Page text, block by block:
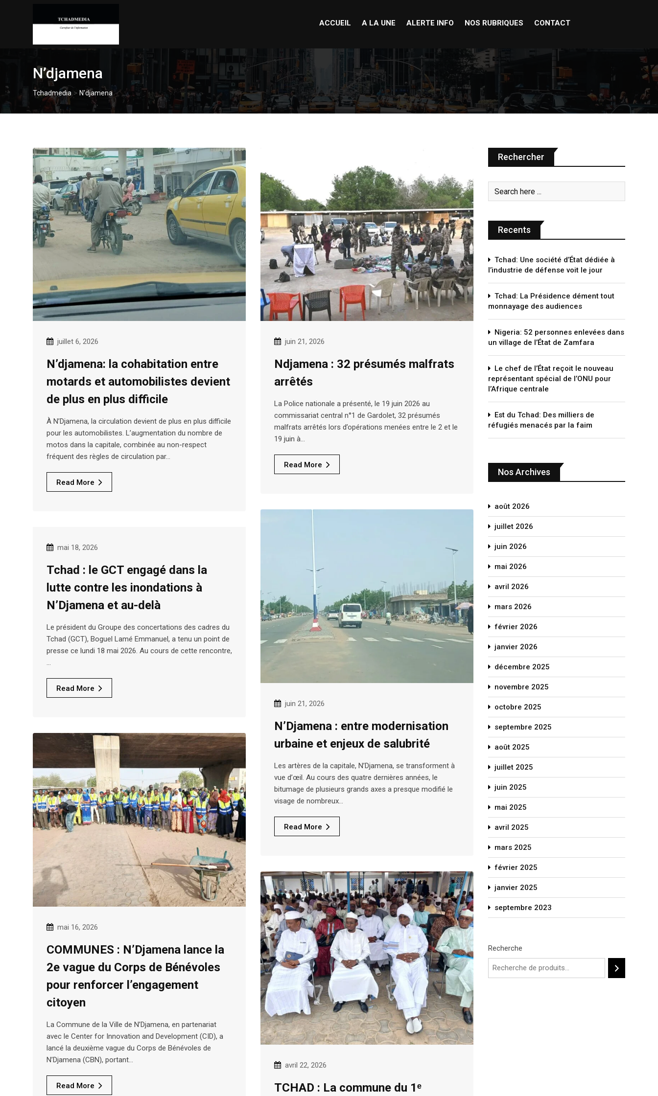
ACCUEIL A LA UNE ALERTE INFO NOS RUBRIQUES CONTACT
N’djamena
Tchadmedia> N'djamena
juillet 6, 2026
N’djamena: la cohabitation entre
motards et automobilistes devient
de plus en plus difficile
À N’Djamena, la circulation devient de plus en plus difficile
pour les automobilistes. L’augmentation du nombre de
motos dans la capitale, combinée au non-respect
fréquent des règles de circulation par…
Read More
juin 21, 2026
Ndjamena : 32 présumés malfrats
arrêtés
La Police nationale a présenté, le 19 juin 2026 au
commissariat central n°1 de Gardolet, 32 présumés
malfrats arrêtés lors d’opérations menées entre le 2 et le
19 juin à…
Read More
juin 21, 2026
N’Djamena : entre modernisation
urbaine et enjeux de salubrité
Les artères de la capitale, N’Djamena, se transforment à
vue d’œil. Au cours des quatre dernières années, le
bitumage de plusieurs grands axes a presque modifié le
visage de nombreux…
Read More
mai 18, 2026
Tchad : le GCT engagé dans la
lutte contre les inondations à
N’Djamena et au-delà
Le président du Groupe des concertations des cadres du
Tchad (GCT), Boguel Lamé Emmanuel, a tenu un point de
presse ce lundi 18 mai 2026. Au cours de cette rencontre,
…
Read More
mai 16, 2026
COMMUNES : N’Djamena lance la
2e vague du Corps de Bénévoles
pour renforcer l’engagement
citoyen
La Commune de la Ville de N’Djamena, en partenariat
avec le Center for Innovation and Development (CID), a
lancé la deuxième vague du Corps de Bénévoles de
N’Djamena (CBN), portant…
Read More
avril 22, 2026
TCHAD : La commune du 1ᵉ
Rechercher
Recents
Tchad: Une société d’État dédiée à
l’industrie de défense voit le jour
Tchad: La Présidence dément tout
monnayage des audiences
Nigeria: 52 personnes enlevées dans
un village de l’État de Zamfara
Le chef de l’État reçoit le nouveau
représentant spécial de l’ONU pour
l’Afrique centrale
Est du Tchad: Des milliers de
réfugiés menacés par la faim
Nos Archives
août 2026
juillet 2026
juin 2026
mai 2026
avril 2026
mars 2026
février 2026
janvier 2026
décembre 2025
novembre 2025
octobre 2025
septembre 2025
août 2025
juillet 2025
juin 2025
mai 2025
avril 2025
mars 2025
février 2025
janvier 2025
septembre 2023
Recherche